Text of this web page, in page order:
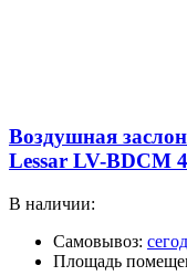
Воздушная
Lessar LV-BDCM
В наличии:
Самовывоз:
Площадь